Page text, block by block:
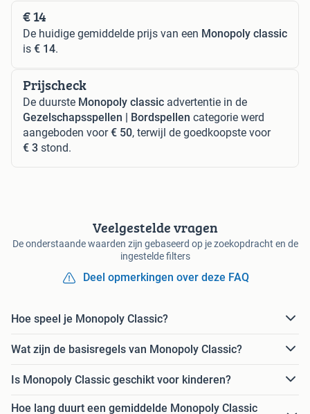
€ 14
De huidige gemiddelde prijs van een Monopoly classic
is € 14.
Prijscheck
De duurste Monopoly classic advertentie in de
Gezelschapsspellen | Bordspellen categorie werd
aangeboden voor€ 50, terwijl de goedkoopste voor
€ 3 stond.
Veelgestelde vragen
De onderstaande waarden zijn gebaseerd op je zoekopdracht en de
ingestelde filters
Deel opmerkingen over deze FAQ
Hoe speel je Monopoly Classic?
Wat zijn de basisregels van Monopoly Classic?
Is Monopoly Classic geschikt voor kinderen?
Hoe lang duurt een gemiddelde Monopoly Classic